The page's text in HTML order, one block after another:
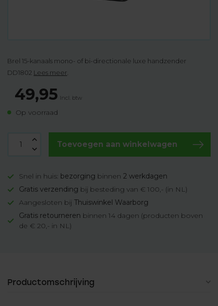
Brel 15-kanaals mono- of bi-directionale luxe handzender
DD1802 Lees meer
49,95 Incl. btw
Op voorraad
Toevoegen aan winkelwagen
Snel in huis: bezorging binnen 2 werkdagen
Gratis verzending bij besteding van € 100,- (in NL)
Aangesloten bij Thuiswinkel Waarborg
Gratis retourneren binnen 14 dagen (producten boven
de € 20,- in NL)
Productomschrijving